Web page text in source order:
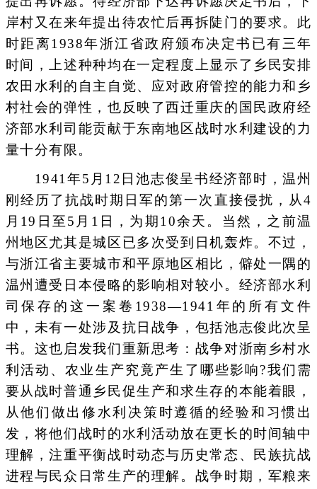
岸村又在来年提出待农忙后再拆陡门的要求。此
时距离1938年浙江省政府颁布决定书已有三年
时间，上述种种均在一定程度上显示了乡民安排
农田水利的自主自觉、应对政府管控的能力和乡
村社会的弹性，也反映了西迁重庆的国民政府经
济部水利司能贡献于东南地区战时水利建设的力
量十分有限。
1941年5月12日池志俊呈书经济部时，温州
刚经历了抗战时期日军的第一次直接侵扰，从4
月19日至5月1日，为期10余天。当然，之前温
州地区尤其是城区已多次受到日机轰炸。不过，
与浙江省主要城市和平原地区相比，僻处一隅的
温州遭受日本侵略的影响相对较小。经济部水利
司保存的这一案卷1938—1941年的所有文件
中，未有一处涉及抗日战争，包括池志俊此次呈
书。这也启发我们重新思考：战争对浙南乡村水
利活动、农业生产究竟产生了哪些影响?我们需
要从战时普通乡民促生产和求生存的本能着眼，
从他们做出修水利决策时遵循的经验和习惯出
发，将他们战时的水利活动放在更长的时间轴中
理解，注重平衡战时动态与历史常态、民族抗战
进程与民众日常生产的理解。战争时期，军粮来